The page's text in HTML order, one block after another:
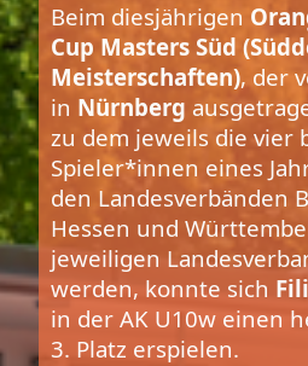
Beim diesjährigen
Cup Masters Süd
Meisterschaften), der
in Nürnberg
zu dem jeweils die vier
Spieler*innen eines
den Landesverbänden
Hessen und
jeweiligen
werden, konnte sich
in der AK U10w einen
3. Platz erspielen.